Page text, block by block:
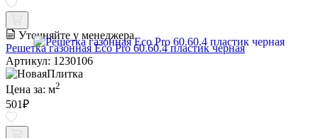
Уточняйте у менеджера
Решетка газонная Eco Pro 60.60.4 пластик черная
Артикул: 1230106
Цена за: м2
501₽